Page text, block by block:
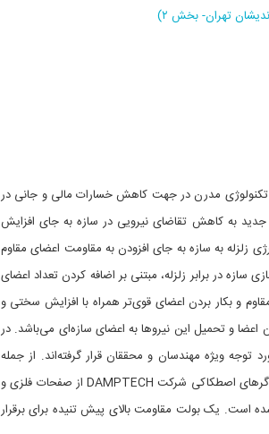
تکنولوژی مدرن در جهت کاهش خسارات مالی و جانی در
به کاهش تقاضای نیرویی در سازه به جای افزایش
به سازه به جای افزودن به مقاومت اعضای مقاوم
در برابر زلزله، مبتنی بر اضافه کردن تعداد اعضای
و بکار بردن اعضای قوی‌تر همراه با افزایش سختی و
اعضا و تحمیل این نیروها به اعضای سازه‌ای می‌باشد. در
ویژه مهندسان و محققان قرار گرفته‌اند. از جمله
متداول ترین روش‌های کنترل غیر فعال سازه‌ها می‌توان به روش استفاده از میراگرها اشاره کرد. میراگرهای اصطکاکی شرکت DAMPTECH از صفحات فلزی و
است. یک بولت مقاومت بالای پیش تنیده برای برقرار